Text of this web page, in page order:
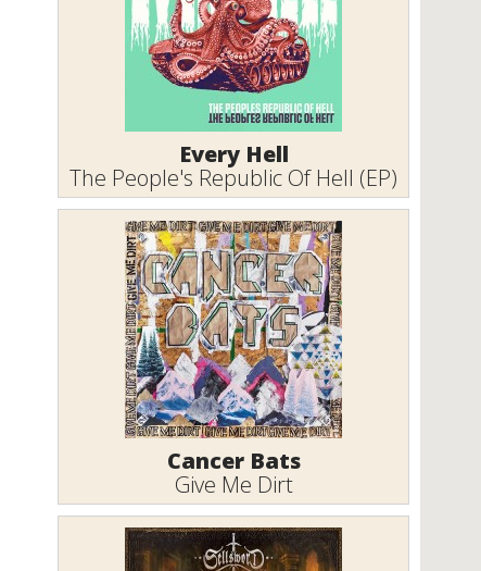
Every Hell
The People's Republic Of Hell (EP)
Cancer Bats
Give Me Dirt